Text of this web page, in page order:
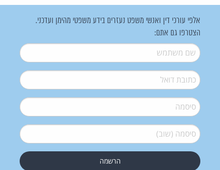
אלפי עורכי דין ואנשי משפט נעזרים בידע משפטי מהימן ועדכני.
הצטרפו גם אתם:
שם משתמש*
דואל*
סיסמה*
סיסמה (שוב)*